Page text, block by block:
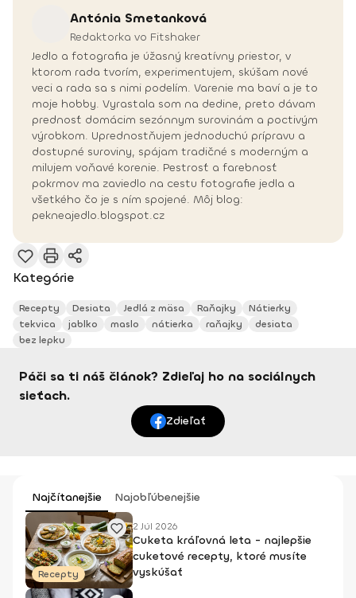
Antónia Smetanková
Redaktorka vo Fitshaker
Jedlo a fotografia je úžasný kreatívny priestor, v
ktorom rada tvorím, experimentujem, skúšam nové
veci a rada sa s nimi podelím. Varenie ma baví a je to
moje hobby. Vyrastala som na dedine, preto dávam
prednosť domácim sezónnym surovinám a poctivým
výrobkom. Uprednostňujem jednoduchú prípravu a
dostupné suroviny, spájam tradičné s moderným a
milujem voňavé korenie. Pestrosť a farebnosť
pokrmov ma zaviedlo na cestu fotografie jedla a
všetkého čo je s ním spojené. Môj blog:
pekneajedlo.blogspot.cz
Kategórie
Recepty Desiata Jedlá z mäsa Raňajky
Nátierky
tekvica
jablko maslo nátierka raňajky
desiata
bez lepku
Páči sa ti náš článok? Zdieľaj ho na sociálnych
sieťach.
Zdieľať
Najčítanejšie Najobľúbenejšie
Recepty
2 Júl 2026
Cuketa kráľovná leta - najlepšie
cuketové recepty, ktoré musíte
vyskúšať